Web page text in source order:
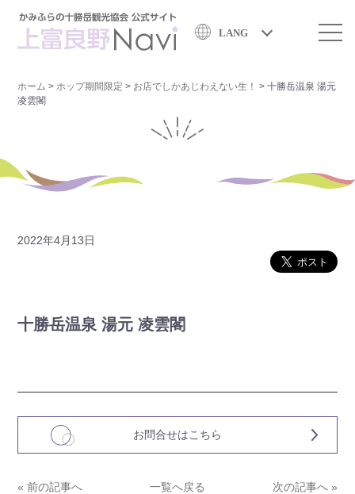
LANG
ホーム >ホップ期間限定 > お店でしかあじわえない生！ >十勝岳温泉 湯元
凌雲閣
2022年4月13日
十勝岳温泉 湯元 凌雲閣
お問合せはこちら
« 前の記事へ 一覧へ戻る 次の記事へ »